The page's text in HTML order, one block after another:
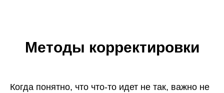
Методы корректировки
Когда понятно, что что‑то идет не так, важно не